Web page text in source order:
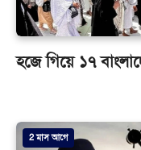
হজে গিয়ে ১৭
2 মাস আগে